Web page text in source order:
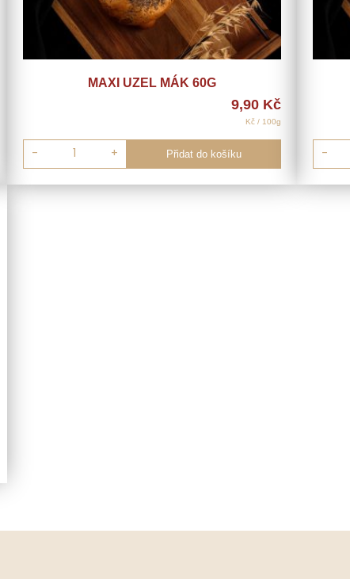
MAXI UZEL MÁK 60G
9,90 Kč
Kč / 100g
- + Přidat do košíku -